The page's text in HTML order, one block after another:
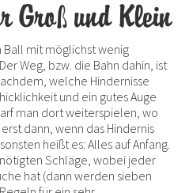
Groß und Klein
Ball mit möglichst wenig
Weg, bzw. die Bahn dahin, ist
welche Hindernisse
und ein gutes Auge
man dort weiterspielen, wo
dann, wenn das Hindernis
heißt es: Alles auf Anfang.
Schläge, wobei jeder
hat (dann werden sieben